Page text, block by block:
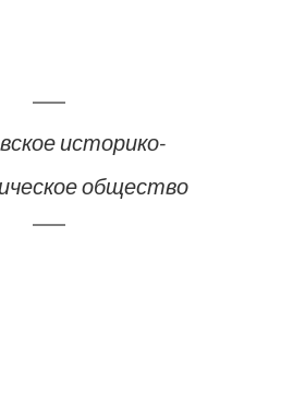
историко-
общество